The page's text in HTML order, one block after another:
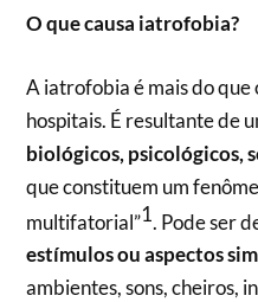
O que causa iatrofobia?
A iatrofobia é mais do que
hospitais. É resultante de
biológicos, psicológicos,
que constituem um
multifatorial”1. Pode ser
estímulos ou aspectos
ambientes, sons, cheiros,